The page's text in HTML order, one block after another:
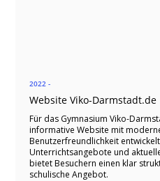
2022 -
Website Viko-Darmstadt.de
Für das Gymnasium Viko-
informative Website mit
Benutzerfreundlichkeit
Unterrichtsangebote und
bietet Besuchern einen klar
schulische Angebot.